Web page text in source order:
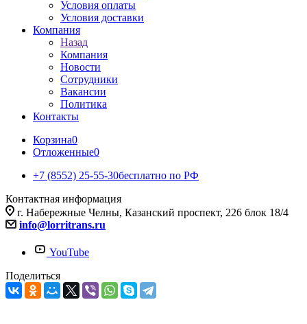
Условия оплаты
Условия доставки
Компания
Назад
Компания
Новости
Сотрудники
Вакансии
Политика
Контакты
Корзина0
Отложенные0
+7 (8552) 25-55-30бесплатно по РФ
Контактная информация
г. Набережные Челны, Казанский проспект, 226 блок 18/4
info@lorritrans.ru
YouTube
Поделиться